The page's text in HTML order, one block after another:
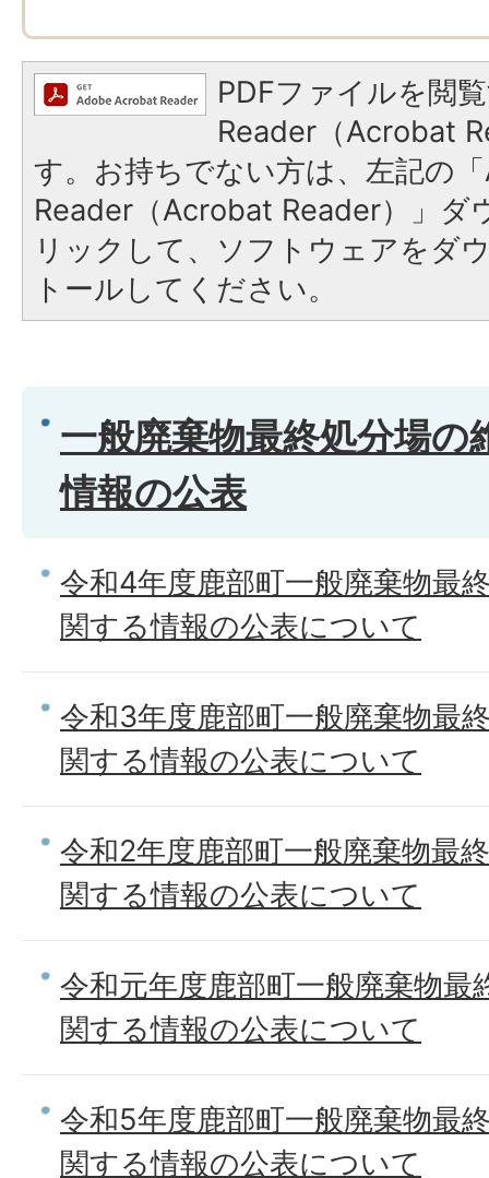
PDFファイルを閲
Reader（Acrobat
す。お持ちでない方は、左記の
Reader（Acrobat Reader）」ダ
リックして、ソフトウェアをダ
トールしてください。
一般廃棄物最終処分場の
情報の公表
令和4年度鹿部町一般廃棄物最
関する情報の公表について
令和3年度鹿部町一般廃棄物最
関する情報の公表について
令和2年度鹿部町一般廃棄物最
関する情報の公表について
令和元年度鹿部町一般廃棄物最
関する情報の公表について
令和5年度鹿部町一般廃棄物最
関する情報の公表について